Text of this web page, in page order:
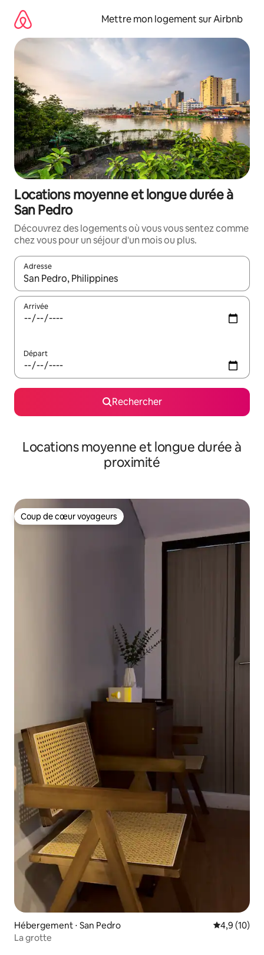
directement
contenu
Mettre mon logement sur Airbnb
Locations moyenne et longue durée à
San Pedro
Découvrez des logements où vous vous sentez comme
chez vous pour un séjour d'un mois ou plus.
Adresse
Lorsque les résultats s'affichent, utilisez les flèches vers le
Arrivée
Départ
Rechercher
Locations moyenne et longue durée à
proximité
Coup de cœur voyageurs
Coup de cœur voyageurs
Hébergement ⋅ San Pedro Évaluation
4,9 (10)
La grotte